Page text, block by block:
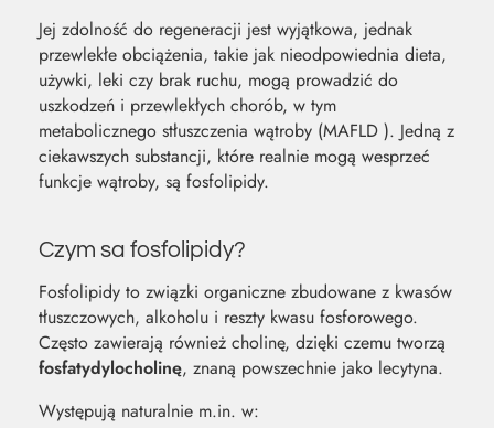
MOC Z
Jej zdolność do regeneracji jest wyjątkowa, jednak
przewlekłe obciążenia, takie jak nieodpowiednia dieta,
używki, leki czy brak ruchu, mogą prowadzić do
uszkodzeń i przewlekłych chorób, w tym
metabolicznego stłuszczenia wątroby (MAFLD ). Jedną z
ciekawszych substancji, które realnie mogą wesprzeć
funkcje wątroby, są fosfolipidy.
Czym sa fosfolipidy?
Fosfolipidy to związki organiczne zbudowane z kwasów
tłuszczowych, alkoholu i reszty kwasu fosforowego.
Często zawierają również cholinę, dzięki czemu tworzą
fosfatydylocholinę, znaną powszechnie jako lecytyna.
Występują naturalnie m.in. w: